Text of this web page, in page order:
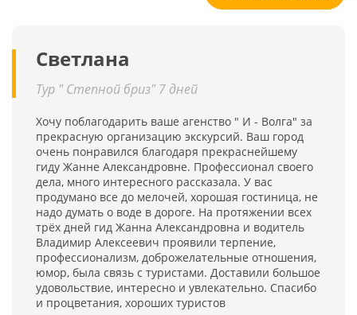
Светлана
Тур " Степной бриз" 7 дней
Хочу поблагодарить ваше агенство " И - Волга" за
прекрасную организацию экскурсий. Ваш город
очень понравился благодаря прекраснейшему
гиду Жанне Александровне. Профессионал своего
дела, много интересного рассказала. У вас
продумано все до мелочей, хорошая гостиница, не
надо думать о воде в дороге. На протяжении всех
трёх дней гид Жанна Александровна и водитель
Владимир Алексеевич проявили терпение,
профессионализм, доброжелательные отношения,
юмор, была связь с туристами. Доставили большое
удовольствие, интересно и увлекательно. Спасибо
и процветания, хороших туристов